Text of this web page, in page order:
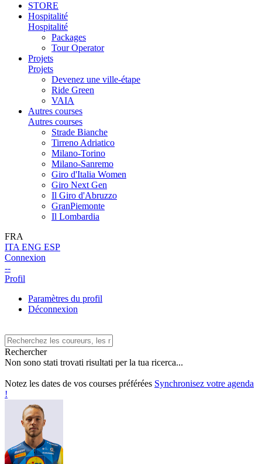
STORE
Hospitalité
Hospitalité
Packages
Tour Operator
Projets
Projets
Devenez une ville-étape
Ride Green
VAIA
Autres courses
Autres courses
Strade Bianche
Tirreno Adriatico
Milano-Torino
Milano-Sanremo
Giro d'Italia Women
Giro Next Gen
Il Giro d'Abruzzo
GranPiemonte
Il Lombardia
FRA
ITA ENG ESP
Connexion
--
Profil
Paramètres du profil
Déconnexion
Rechercher
Non sono stati trovati risultati per la tua ricerca...
Notez les dates de vos courses préférées Synchronisez votre agenda
!